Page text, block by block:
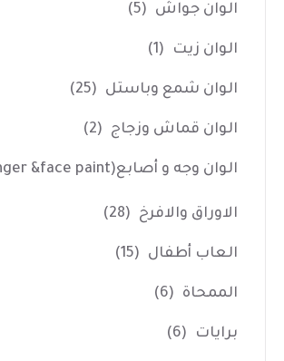
الوان جواش (5)
الوان زيت (1)
الوان شمع وباستل (25)
الوان قماش وزجاج (2)
الوان وجه و أصابع(finger &face paint)
الاوراق والافرخ (28)
العاب أطفال (15)
الممحاة (6)
برايات (6)